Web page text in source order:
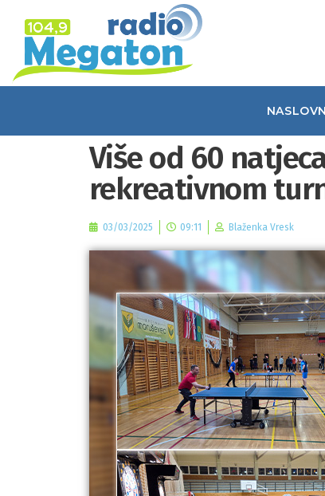
Više od 60
rekreativnom
03/03/2025 09:11 Blaženka Vresk